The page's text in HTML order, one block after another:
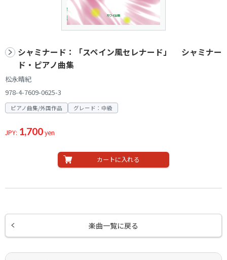
シャミナード：「スペイン風セレナード」 シャミナー
ド・ピアノ曲集
松永晴紀
978-4-7609-0625-3
ピアノ曲集/外国作品 グレード：中級
JPY: 1,700yen
カートに入れる
楽曲一覧に戻る